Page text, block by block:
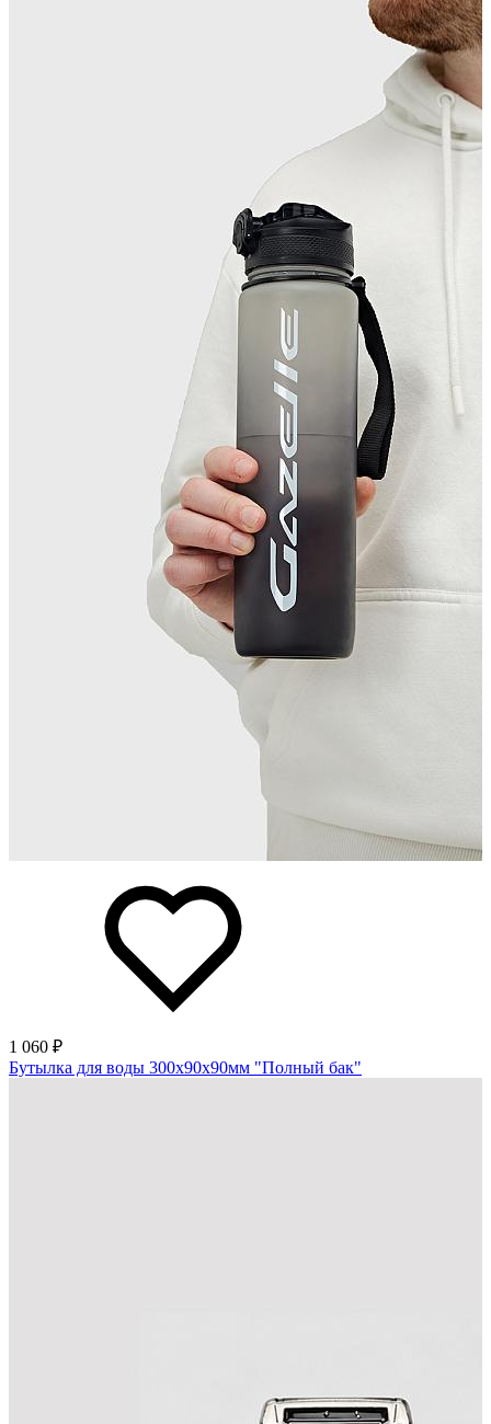
1 060 ₽
Бутылка для воды 300х90х90мм "Полный бак"